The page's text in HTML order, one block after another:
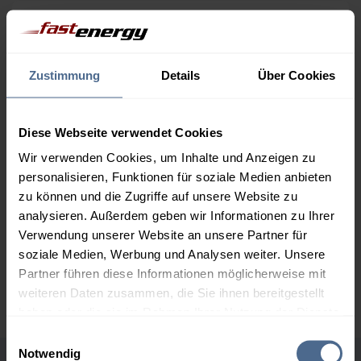
Zustimmung Details Über Cookies
Diese Webseite verwendet Cookies
Wir verwenden Cookies, um Inhalte und Anzeigen zu
personalisieren, Funktionen für soziale Medien anbieten
zu können und die Zugriffe auf unsere Website zu
analysieren. Außerdem geben wir Informationen zu Ihrer
Verwendung unserer Website an unsere Partner für
soziale Medien, Werbung und Analysen weiter. Unsere
Partner führen diese Informationen möglicherweise mit
weiteren Daten zusammen, die Sie ihnen bereitgestellt
Notwendig
1.000 Liter 0,00 €
156,75 €
3.000 Liter
154,90 €
154,90 €
0,00 €
5.000 Liter
153,18 €
153,18 €
0,00 €
Preise für Heizöl in Standardqualität nach Ö-Norm C 1109 in € / 100
Liter inkl. MwSt. und Lieferung bei einer Lieferstelle.